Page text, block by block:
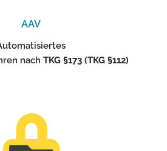
AAV
nach TKG §173 (TKG §112)